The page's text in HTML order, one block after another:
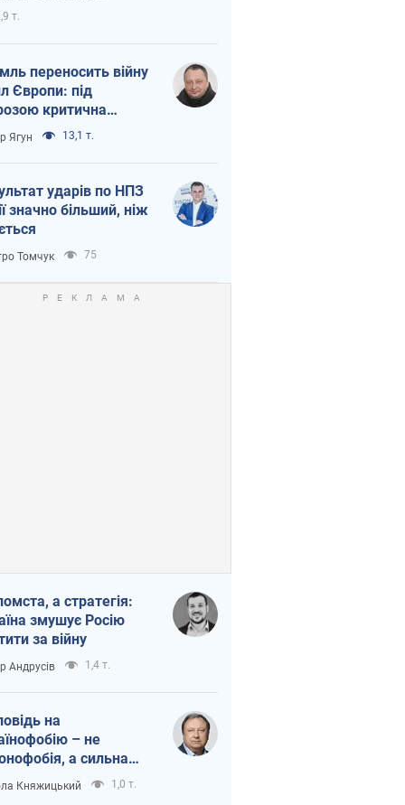
т.
переносить війну
Європи: під
критична
Ягун 13,1 т.
ударів по НПЗ
значно більший, ніж
Томчук 75
а стратегія:
змушує Росію
за війну
Андрусів 1,4 т.
на
– не
а сильна
держава
Княжицький 1,0 т.